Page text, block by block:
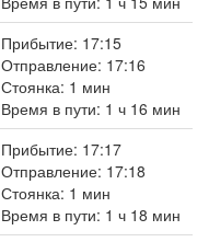
Прибытие: 17:15
Отправление: 17:16
Стоянка: 1 мин
Время в пути: 1 ч 16 мин
Прибытие: 17:17
Отправление: 17:18
Стоянка: 1 мин
Время в пути: 1 ч 18 мин